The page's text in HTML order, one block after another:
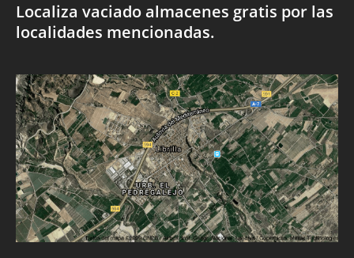
Localiza vaciado almacenes gratis por las
localidades mencionadas.